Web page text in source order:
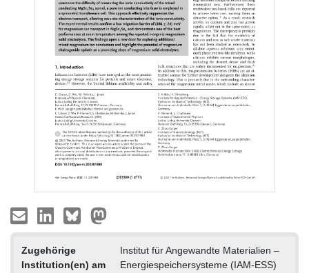
Zugehörige
Institution(en) am
Institut für Angewandte Materialien –
Energiespeichersysteme (IAM-ESS)